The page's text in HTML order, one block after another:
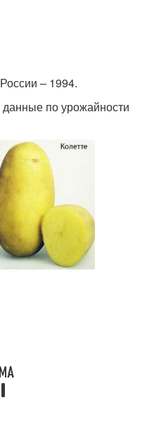
– 1994.
по урожайности